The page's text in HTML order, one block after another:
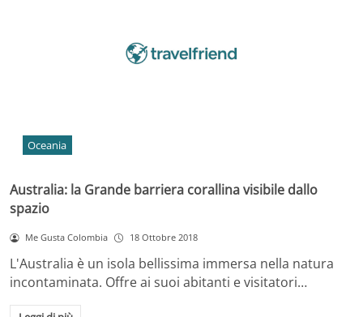
Oceania
Australia: la Grande barriera corallina visibile dallo
spazio
Me Gusta Colombia 18 Ottobre 2018
L'Australia è un isola bellissima immersa nella natura
incontaminata. Offre ai suoi abitanti e visitatori…